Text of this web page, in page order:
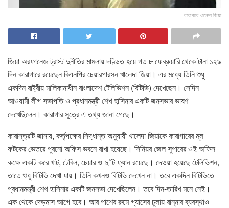
কারাগারে খালেদা জিয়া
জিয়া অরফানেজ ট্রাস্ট দুর্নীতির মামলায় দণ্ডিত হয়ে গত ৮ ফেব্রুয়ারি থেকে টানা ১২৯
দিন কারাগারে রয়েছেন বিএনপির চেয়ারপারসন খালেদা জিয়া। এর মধ্যে তিনি শুধু
একদিন রাষ্ট্রীয় মালিকানাধীন বাংলাদেশ টেলিভিশন (বিটিভি) দেখেছেন। সেদিন
আওয়ামী লীগ সভাপতি ও প্রধানমন্ত্রী শেখ হাসিনার একটি জনসভার ভাষণ
দেখেছিলেন। কারাগার সূত্রে এ তথ্য জানা গেছে।
কারাসূত্রটি জানায়, কর্তৃপক্ষের সিদ্ধান্ত অনুযায়ী খালেদা জিয়াকে কারাগারের মূল
ফটকের ভেতরে পুরনো অফিস ভবনে রাখা হয়েছে। সিনিয়র জেল সুপারের ওই অফিস
কক্ষে একটি করে খাট, টেবিল, চেয়ার ও দু’টি ফ্যান রয়েছে। দেওয়া হয়েছে টেলিভিশন,
তাতে শুধু বিটিভি দেখা যায়। তিনি কখনও বিটিভি দেখেন না। তবে একদিন বিটিভিতে
প্রধানমন্ত্রী শেখ হাসিনার একটি জনসভা দেখেছিলেন। তবে দিন-তারিখ মনে নেই।
এক থেকে দেড়মাস আগে হবে। আর পাশের রুমে গ্যাসের চুলায় রান্নার ব্যবস্থাও